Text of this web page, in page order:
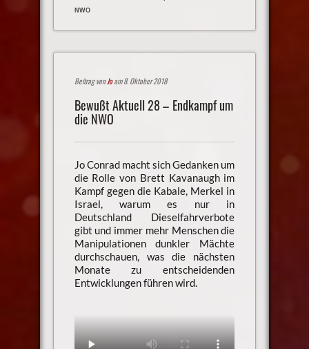
NWO
Beitrag vonJoam 8. Oktober 2018
Bewußt Aktuell 28 – Endkampf um
die NWO
Jo Conrad macht sich Gedanken um
die Rolle von Brett Kavanaugh im
Kampf gegen die Kabale, Merkel in
Israel, warum es nur in
Deutschland Dieselfahrverbote
gibt und immer mehr Menschen die
Manipulationen dunkler Mächte
durchschauen, was die nächsten
Monate zu entscheidenden
Entwicklungen führen wird.